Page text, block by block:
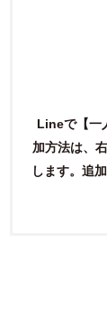
Lineで【一
加方法は、
します。 追